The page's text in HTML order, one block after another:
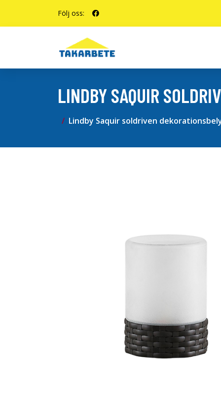
Följ oss:
LINDBY SAQUIR
Lindby Saquir soldriven